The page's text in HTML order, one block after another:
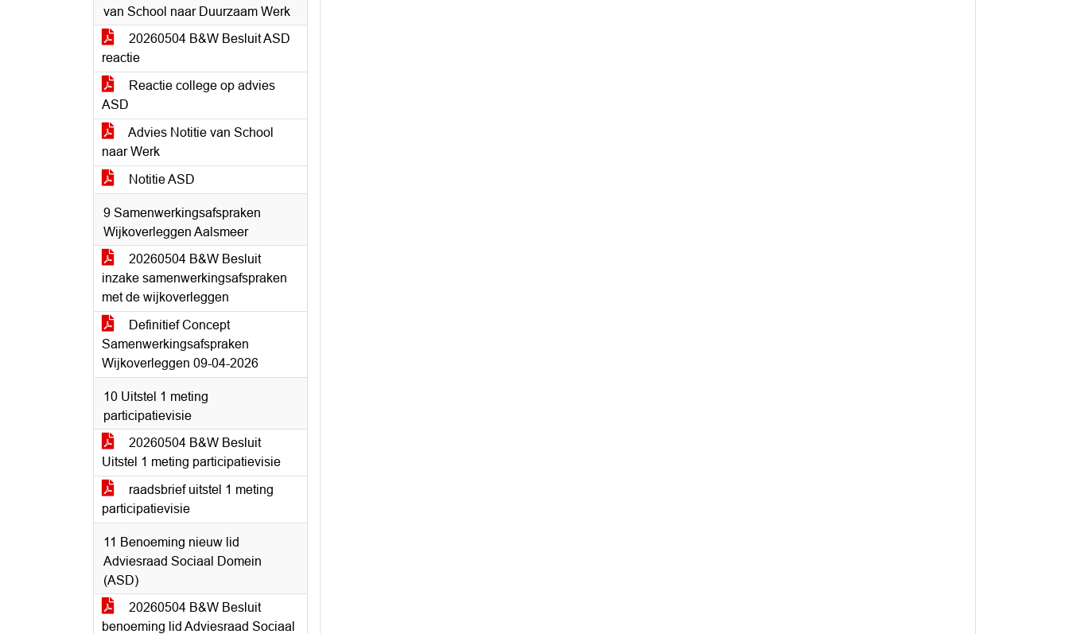
van School naar Duurzaam Werk
20260504 B&W Besluit ASD
reactie
Reactie college op advies
ASD
Advies Notitie van School
naar Werk
Notitie ASD
9 Samenwerkingsafspraken
Wijkoverleggen Aalsmeer
20260504 B&W Besluit
inzake samenwerkingsafspraken
met de wijkoverleggen
Definitief Concept
Samenwerkingsafspraken
Wijkoverleggen 09-04-2026
10 Uitstel 1 meting
participatievisie
20260504 B&W Besluit
Uitstel 1 meting participatievisie
raadsbrief uitstel 1 meting
participatievisie
11 Benoeming nieuw lid
Adviesraad Sociaal Domein
(ASD)
20260504 B&W Besluit
benoeming lid Adviesraad Sociaal